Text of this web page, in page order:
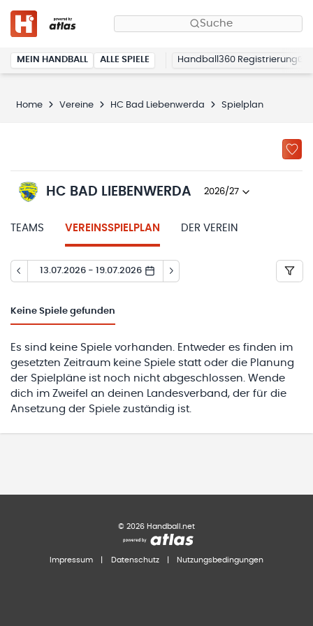
Suche
MEIN HANDBALL ALLE SPIELE Handball360 Registrierung
Home Vereine HC Bad Liebenwerda Spielplan
HC BAD LIEBENWERDA 2026/27
TEAMS VEREINSSPIELPLAN DER VEREIN
13.07.2026 - 19.07.2026
Keine Spiele gefunden
Es sind keine Spiele vorhanden. Entweder es finden im
gesetzten Zeitraum keine Spiele statt oder die Planung
der Spielpläne ist noch nicht abgeschlossen. Wende
dich im Zweifel an deinen Landesverband, der für die
Ansetzung der Spiele zuständig ist.
© 2026 Handball.net
Impressum Datenschutz Nutzungsbedingungen